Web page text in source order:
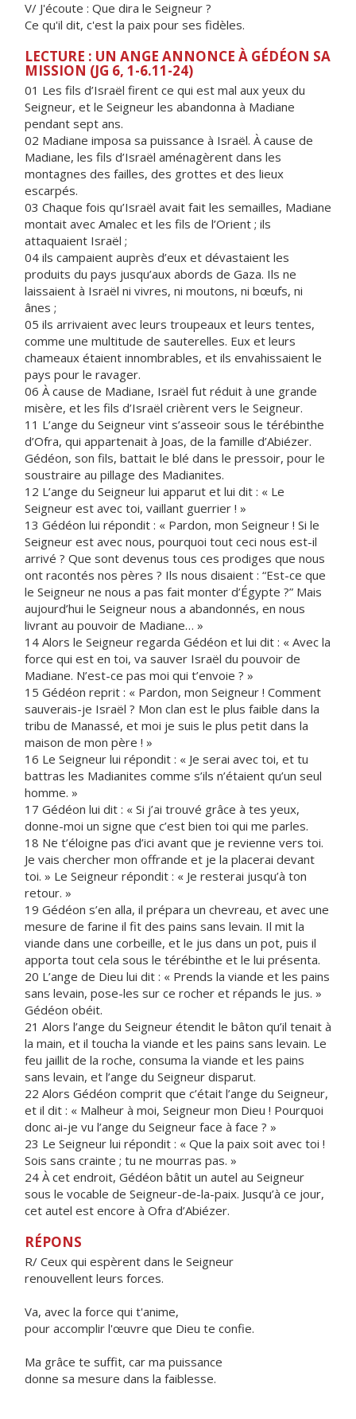
V/ J'écoute : Que dira le Seigneur ?
Ce qu'il dit, c'est la paix pour ses fidèles.
LECTURE : UN ANGE ANNONCE À GÉDÉON SA
MISSION (JG 6, 1-6.11-24)
01 Les fils d’Israël firent ce qui est mal aux yeux du
Seigneur, et le Seigneur les abandonna à Madiane
pendant sept ans.
02 Madiane imposa sa puissance à Israël. À cause de
Madiane, les fils d’Israël aménagèrent dans les
montagnes des failles, des grottes et des lieux
escarpés.
03 Chaque fois qu’Israël avait fait les semailles, Madiane
montait avec Amalec et les fils de l’Orient ; ils
attaquaient Israël ;
04 ils campaient auprès d’eux et dévastaient les
produits du pays jusqu’aux abords de Gaza. Ils ne
laissaient à Israël ni vivres, ni moutons, ni bœufs, ni
ânes ;
05 ils arrivaient avec leurs troupeaux et leurs tentes,
comme une multitude de sauterelles. Eux et leurs
chameaux étaient innombrables, et ils envahissaient le
pays pour le ravager.
06 À cause de Madiane, Israël fut réduit à une grande
misère, et les fils d’Israël crièrent vers le Seigneur.
11 L’ange du Seigneur vint s’asseoir sous le térébinthe
d’Ofra, qui appartenait à Joas, de la famille d’Abiézer.
Gédéon, son fils, battait le blé dans le pressoir, pour le
soustraire au pillage des Madianites.
12 L’ange du Seigneur lui apparut et lui dit : « Le
Seigneur est avec toi, vaillant guerrier ! »
13 Gédéon lui répondit : « Pardon, mon Seigneur ! Si le
Seigneur est avec nous, pourquoi tout ceci nous est-il
arrivé ? Que sont devenus tous ces prodiges que nous
ont racontés nos pères ? Ils nous disaient : “Est-ce que
le Seigneur ne nous a pas fait monter d’Égypte ?” Mais
aujourd’hui le Seigneur nous a abandonnés, en nous
livrant au pouvoir de Madiane… »
14 Alors le Seigneur regarda Gédéon et lui dit : « Avec la
force qui est en toi, va sauver Israël du pouvoir de
Madiane. N’est-ce pas moi qui t’envoie ? »
15 Gédéon reprit : « Pardon, mon Seigneur ! Comment
sauverais-je Israël ? Mon clan est le plus faible dans la
tribu de Manassé, et moi je suis le plus petit dans la
maison de mon père ! »
16 Le Seigneur lui répondit : « Je serai avec toi, et tu
battras les Madianites comme s’ils n’étaient qu’un seul
homme. »
17 Gédéon lui dit : « Si j’ai trouvé grâce à tes yeux,
donne-moi un signe que c’est bien toi qui me parles.
18 Ne t’éloigne pas d’ici avant que je revienne vers toi.
Je vais chercher mon offrande et je la placerai devant
toi. » Le Seigneur répondit : « Je resterai jusqu’à ton
retour. »
19 Gédéon s’en alla, il prépara un chevreau, et avec une
mesure de farine il fit des pains sans levain. Il mit la
viande dans une corbeille, et le jus dans un pot, puis il
apporta tout cela sous le térébinthe et le lui présenta.
20 L’ange de Dieu lui dit : « Prends la viande et les pains
sans levain, pose-les sur ce rocher et répands le jus. »
Gédéon obéit.
21 Alors l’ange du Seigneur étendit le bâton qu’il tenait à
la main, et il toucha la viande et les pains sans levain. Le
feu jaillit de la roche, consuma la viande et les pains
sans levain, et l’ange du Seigneur disparut.
22 Alors Gédéon comprit que c’était l’ange du Seigneur,
et il dit : « Malheur à moi, Seigneur mon Dieu ! Pourquoi
donc ai-je vu l’ange du Seigneur face à face ? »
23 Le Seigneur lui répondit : « Que la paix soit avec toi !
Sois sans crainte ; tu ne mourras pas. »
24 À cet endroit, Gédéon bâtit un autel au Seigneur
sous le vocable de Seigneur-de-la-paix. Jusqu’à ce jour,
cet autel est encore à Ofra d’Abiézer.
RÉPONS
R/ Ceux qui espèrent dans le Seigneur
renouvellent leurs forces.
Va, avec la force qui t'anime,
pour accomplir l'œuvre que Dieu te confie.
Ma grâce te suffit, car ma puissance
donne sa mesure dans la faiblesse.